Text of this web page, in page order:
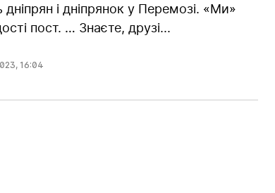
дніпрян і дніпрянок у Перемозі. «Ми»
пост. … Знаєте, друзі...
, 16:04